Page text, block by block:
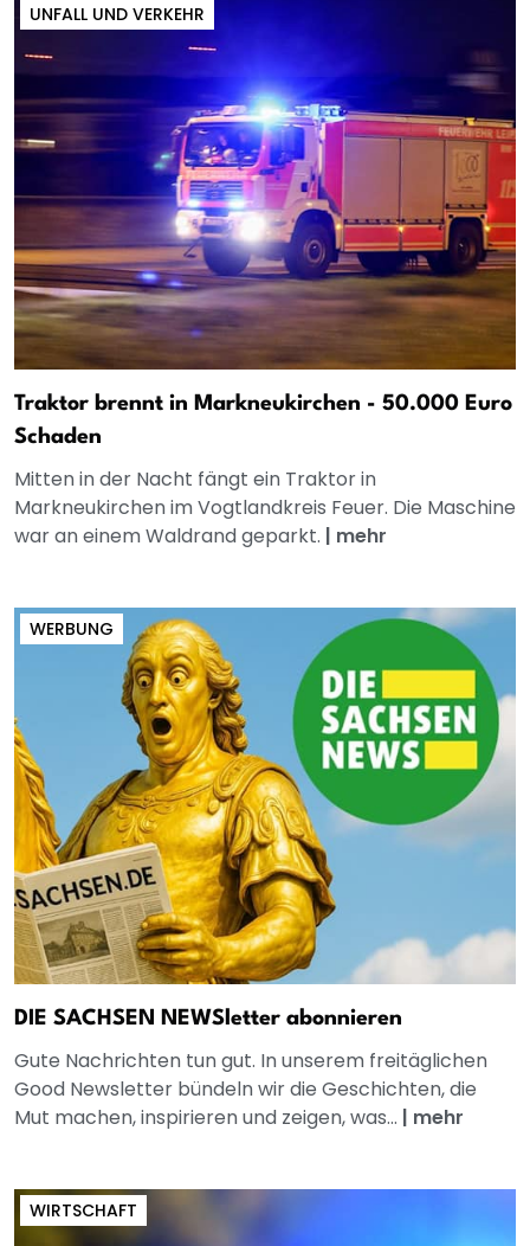
UNFALL UND VERKEHR
Traktor brennt in Markneukirchen - 50.000 Euro
Schaden
Mitten in der Nacht fängt ein Traktor in
Markneukirchen im Vogtlandkreis Feuer. Die Maschine
war an einem Waldrand geparkt. | mehr
WERBUNG
DIE SACHSEN NEWSletter abonnieren
Gute Nachrichten tun gut. In unserem freitäglichen
Good Newsletter bündeln wir die Geschichten, die
Mut machen, inspirieren und zeigen, was... | mehr
WIRTSCHAFT